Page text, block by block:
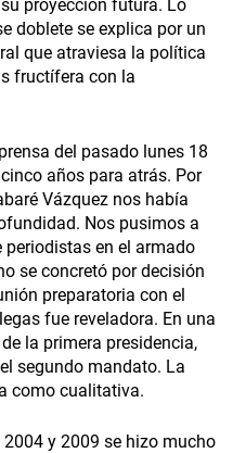
proyección futura. Lo
doblete se explica por un
que atraviesa la política
fructífera con la
del pasado lunes 18
años para atrás. Por
Vázquez nos había
Nos pusimos a
en el armado
se concretó por decisión
preparatoria con el
fue reveladora. En una
la primera presidencia,
segundo mandato. La
como cualitativa.
y 2009 se hizo mucho